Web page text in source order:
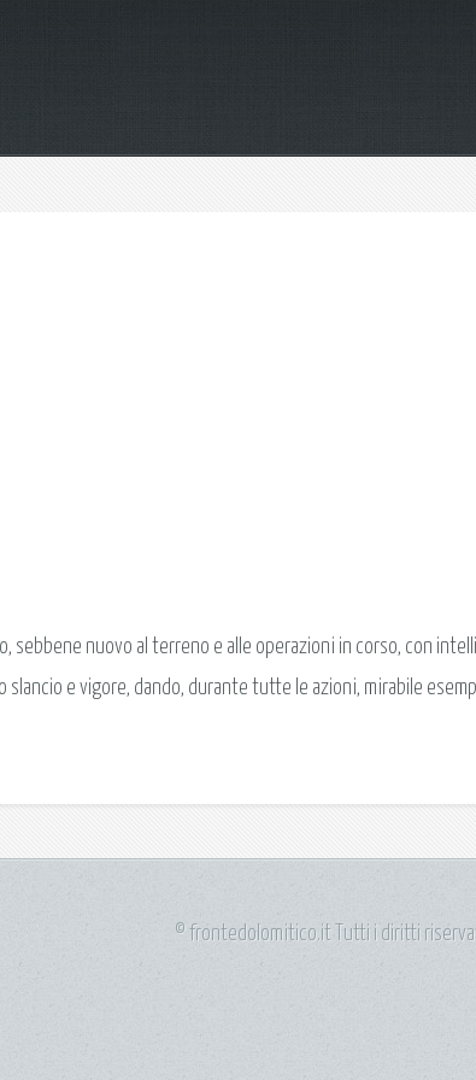
sebbene nuovo al terreno e alle operazioni in corso, con
e vigore, dando, durante tutte le azioni, mirabile
© frontedolomitico.it Tutti i diritti